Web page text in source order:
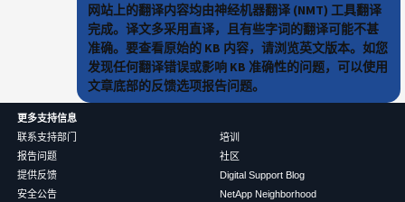
网站上的翻译内容均由神经机器翻译 (NMT) 工具翻译
完成。译文多采用直译，且有些字词的翻译可能不甚
准确。要查看原始的 KB 内容，请浏览英文版本。如您
发现任何翻译错误或影响 KB 准确性的问题，可以使用
文章底部的反馈选项报告问题。
更多支持信息
联系支持部门
报告问题
提供反馈
安全公告
培训
社区
Digital Support Blog
NetApp Neighborhood